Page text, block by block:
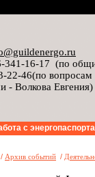
341-16-17 (по
22-46(по
- Волкова Евгения)
с
/ Архив событий /